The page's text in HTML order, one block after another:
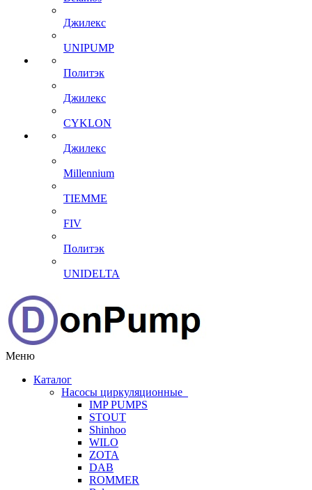
Джилекс
UNIPUMP
Политэк
Джилекс
CYKLON
Джилекс
Millennium
TIEMME
FIV
Политэк
UNIDELTA
Меню
Каталог
Насосы циркуляционные
IMP PUMPS
STOUT
Shinhoo
WILO
ZOTA
DAB
ROMMER